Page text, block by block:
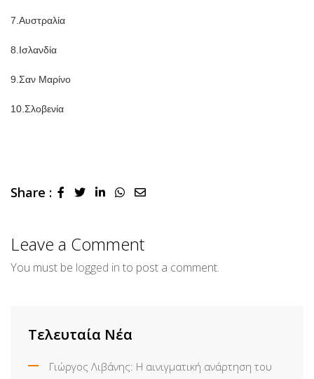
7.Αυστραλία
8.Ισλανδία
9.Σαν Μαρίνο
10.Σλοβενία
Share : LinkedInWhatsapp
Share
Leave a Comment
You must be logged in to post a comment.
Τελευταία Νέα
Γιώργος Λιβάνης: Η αινιγματική ανάρτηση του